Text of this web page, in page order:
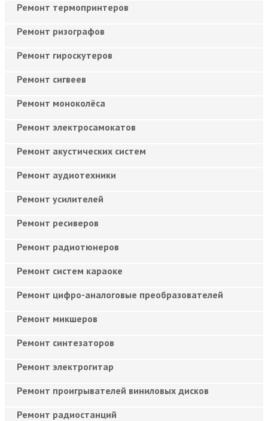
Ремонт термопринтеров
Ремонт ризографов
Ремонт гироскутеров
Ремонт сигвеев
Ремонт моноколёса
Ремонт электросамокатов
Ремонт акустических систем
Ремонт аудиотехники
Ремонт усилителей
Ремонт ресиверов
Ремонт радиотюнеров
Ремонт систем караоке
Ремонт цифро-аналоговые преобразователей
Ремонт микшеров
Ремонт синтезаторов
Ремонт электрогитар
Ремонт проигрывателей виниловых дисков
Ремонт радиостанций